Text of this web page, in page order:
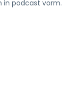
in podcast vorm.